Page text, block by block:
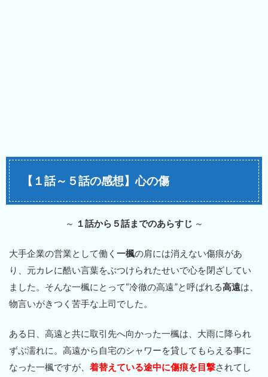
【１話～５話の感想】心の傷
～ １話から５話までのあらすじ ～
大手企業の営業として働く 一楓の肩には消えない傷痕があ
り、元カレに酷い言葉をぶつけられたせいで心を閉ざしてい
ました。そんな一楓にとって“冷徹の高遠”と呼ばれる高遠は、
物言いがきつく苦手な上司でした。
ある日、高遠と共に取引先へ向かった一楓は、大雨に降られ
ずぶ濡れに。高遠から自宅のシャワーを貸してもらえる事に
なった一楓ですが、 着替えている途中に傷痕を目撃されてし